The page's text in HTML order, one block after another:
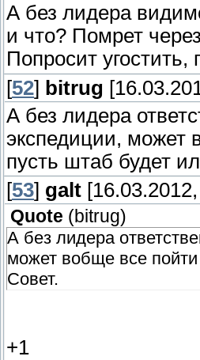
А без лидера
и что? Помрет
Попросит угостить,
[52] bitrug
А без лидера
экспедиции, может
пусть штаб будет
[53] galt
Quote (bitrug)
А без лидера
может вобще все
Совет.
+1